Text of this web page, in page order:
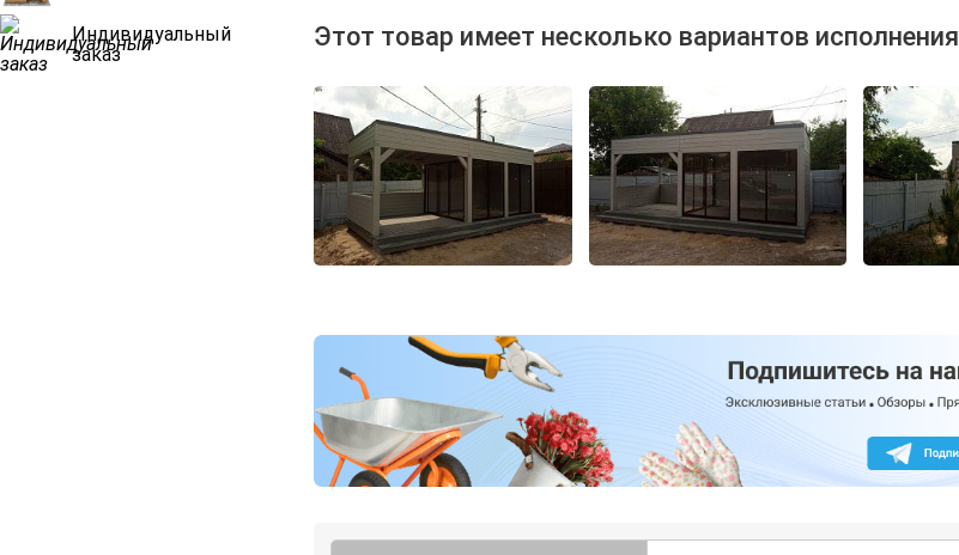
Индивидуальный
заказ
Этот товар имеет несколько вариантов исполнения